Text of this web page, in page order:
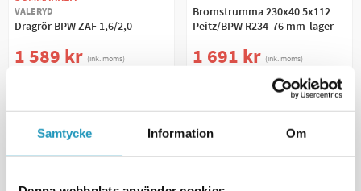
Samtycke Information Om
VALERYD
Dragrör BPW ZAF 1,6/2,0
1 589 kr (ink. moms)
+ LÄGG I KUNDVAGN
Bromstrumma 230x40 5x112
Peitz/BPW R234-76 mm-lager
1 691 kr (ink. moms)
BESTÄLLNINGSVARA
+ LÄGG I KUNDVAGN